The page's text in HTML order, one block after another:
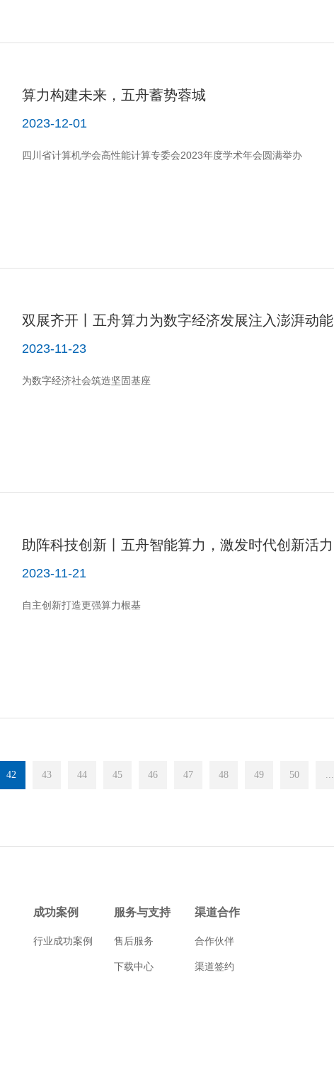
算力构建未来，五舟蓄势蓉城
2023-12-01
四川省计算机学会高性能计算专委会2023年度学术年会圆满举办
双展齐开丨五舟算力为数字经济发展注入澎湃动能
2023-11-23
为数字经济社会筑造坚固基座
助阵科技创新丨五舟智能算力，激发时代创新活力
2023-11-21
自主创新打造更强算力根基
42 43 44 45 46 47 48 49 50 ...
成功案例
行业成功案例
服务与支持
售后服务
下载中心
渠道合作
合作伙伴
渠道签约